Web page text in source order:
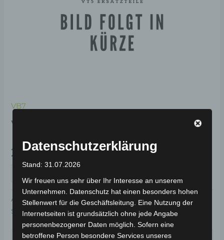
VB7
VB7 HANDYHALTERUNG
29,00€ *
Artikelnummer: 3H104-8001A-00 Kategorie:VB7
Schlagwort:Karosserie & Verkleidung
Garantiert sicherer Checkout
Datenschutzerklärung
Stand: 31.07.2026
Wir freuen uns sehr über Ihr Interesse an unserem
Unternehmen. Datenschutz hat einen besonders hohen
Stellenwert für die Geschäftsleitung. Eine Nutzung der
Internetseiten ist grundsätzlich ohne jede Angabe
personenbezogener Daten möglich. Sofern eine
betroffene Person besondere Services unseres